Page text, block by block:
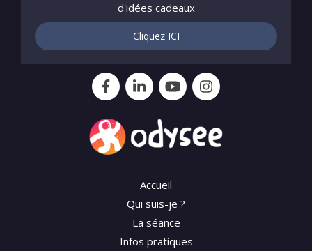
d'idées cadeaux
Cliquez ICI
Accueil
Qui suis-je ?
La séance
Infos pratiques